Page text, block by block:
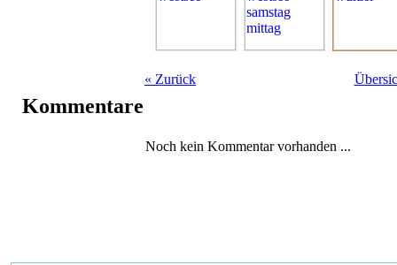
« Zurück
Kommentare
Noch kein Kommentar vorhanden ...